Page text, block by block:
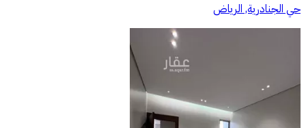
حي الجنادرية, الرياض